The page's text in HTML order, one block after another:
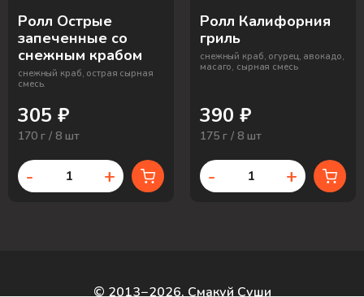
Ролл Острые
запеченные со
снежным крабом
снежный краб, острая сырная
смесь.
305 ₽
170 г / 8 шт
- +
Ролл Калифорния
гриль
снежный краб, огурец, авокадо,
масаго, сырная смесь
390 ₽
175 г / 8 шт
- +
© 2013−2026, Смакуй Суши